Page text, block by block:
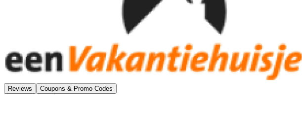
Reviews Coupons & Promo Codes